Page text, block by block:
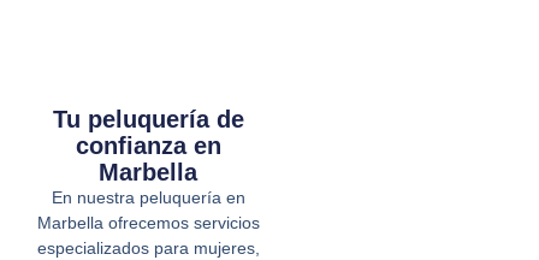
Tu peluquería de
confianza en
Marbella
En nuestra peluquería en
Marbella ofrecemos servicios
especializados para mujeres,